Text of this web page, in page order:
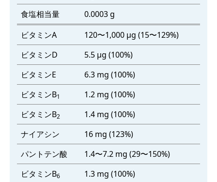
食塩相当量
0.0003 g
ビタミンA
120〜1,000 μg (15〜129%)
ビタミンD
5.5 μg (100%)
ビタミンE
6.3 mg (100%)
ビタミンB1
1.2 mg (100%)
ビタミンB2
1.4 mg (100%)
ナイアシン
16 mg (123%)
パントテン酸
1.4〜7.2 mg (29〜150%)
ビタミンB6
1.3 mg (100%)